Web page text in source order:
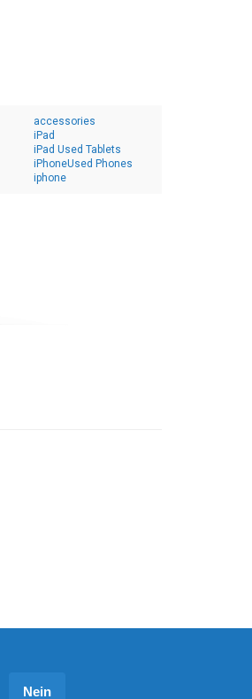
accessories
iPad
iPad Used Tablets
iPhoneUsed Phones
iphone
Nein